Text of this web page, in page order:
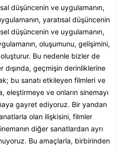
düşüncenin ve uygulamanın,
yaratısal düşüncenin
düşüncenin ve uygulamanın,
oluşumunu, gelişimini,
Bu nedenle bizler de
geçmişin derinliklerine
bu sanatı etkileyen filmleri ve
eleştirmeye ve onların sinemayı
gayret ediyoruz. Bir yandan
olan ilişkisini, filmler
diğer sanatlardan ayrı
Bu amaçlarla, birbirinden